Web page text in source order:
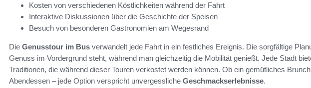
Kosten von verschiedenen Köstlichkeiten während der Fahrt
Interaktive Diskussionen über die Geschichte der Speisen
Besuch von besonderen Gastronomien am Wegesrand
Die Genusstour im Bus verwandelt jede Fahrt in ein festliches Ereignis. Die sorgfältige
Genuss im Vordergrund steht, während man gleichzeitig die Mobilität genießt. Jede Stadt
Traditionen, die während dieser Touren verkostet werden können. Ob ein gemütliches
Abendessen – jede Option verspricht unvergessliche Geschmackserlebnisse.